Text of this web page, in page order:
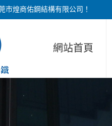
市煌商佑鋼結構有限公司！
網站首頁